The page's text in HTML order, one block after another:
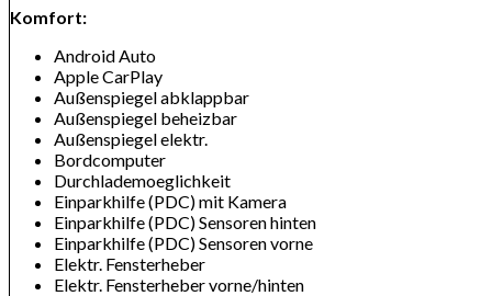
Komfort:
Android Auto
Apple CarPlay
Außenspiegel abklappbar
Außenspiegel beheizbar
Außenspiegel elektr.
Bordcomputer
Durchlademoeglichkeit
Einparkhilfe (PDC) mit Kamera
Einparkhilfe (PDC) Sensoren hinten
Einparkhilfe (PDC) Sensoren vorne
Elektr. Fensterheber
Elektr. Fensterheber vorne/hinten